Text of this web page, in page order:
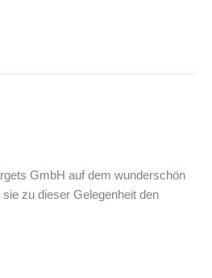
GmbH auf dem wunderschön
zu dieser Gelegenheit den